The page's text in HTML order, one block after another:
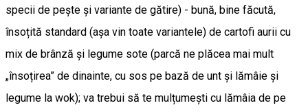
specii de peşte și variante de gătire) - bună, bine făcută,
însoțită standard (așa vin toate variantele) de cartofi aurii cu
mix de brânză și legume sote (parcă ne plăcea mai mult
„însoțirea” de dinainte, cu sos pe bază de unt și lămâie și
legume la wok); va trebui să te mulțumești cu lămâia de pe